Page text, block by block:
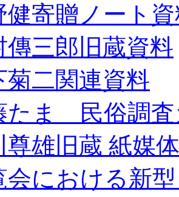
健寄贈ノート
傳三郎旧蔵資料
菊二関連資料
たま 民俗調査
尊雄旧蔵 紙媒
会における新